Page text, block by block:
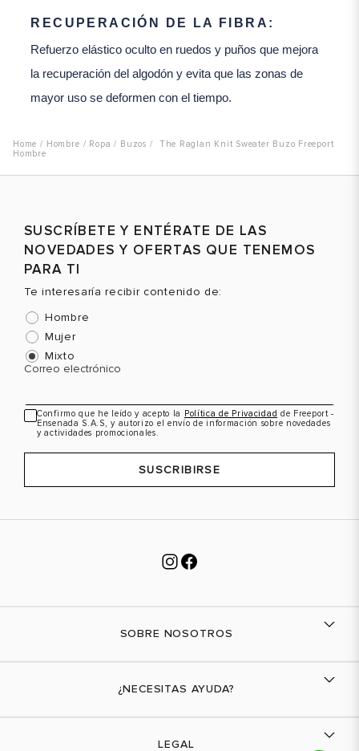
RECUPERACIÓN DE LA FIBRA:
Refuerzo elástico oculto en ruedos y puños que mejora
la recuperación del algodón y evita que las zonas de
mayor uso se deformen con el tiempo.
Hombre Ropa Buzos
The Raglan Knit Sweater Buzo Freeport
Hombre
SUSCRÍBETE Y ENTÉRATE DE LAS
NOVEDADES Y OFERTAS QUE TENEMOS
PARA TI
Te interesaría recibir contenido de:
Hombre
Mujer
Mixto
Correo electrónico
Confirmo que he leído y acepto la Política de Privacidad de Freeport -
Ensenada S.A.S, y autorizo el envío de información sobre novedades
y actividades promocionales.
SUSCRIBIRSE
SOBRE NOSOTROS
¿NECESITAS AYUDA?
LEGAL